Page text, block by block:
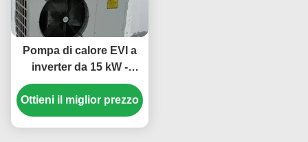
Pompa di calore EVI a
inverter da 15 kW -
Sistema di
riscaldamento e
raffreddamento
Ottieni il miglior prezzo